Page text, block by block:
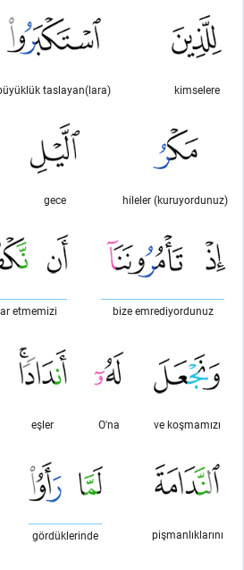
kimselere
taslayan(lara)
hileler (kuruyordunuz)
gece
bize emrediyordunuz
etmemizi
ve koşmamızı
O'na
eşler
pişmanlıklarını
gördüklerinde